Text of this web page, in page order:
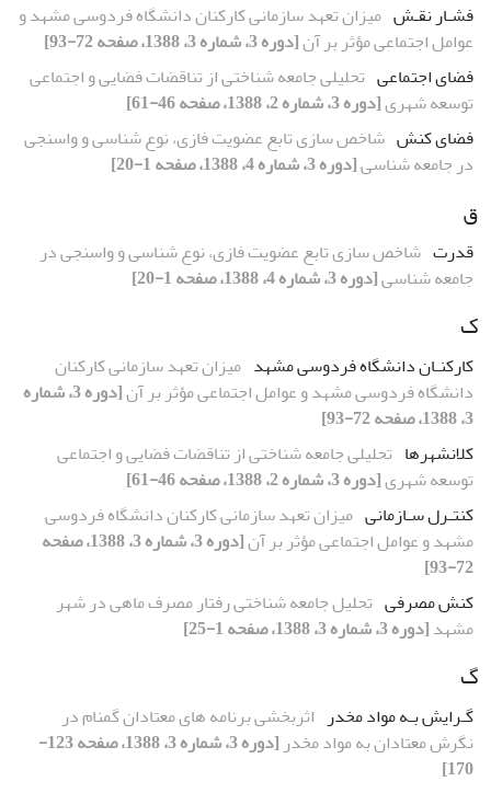
فشـار نقـش میزان تعهد سازمانی کارکنان دانشگاه فردوسی مشهد و
عوامل اجتماعی مؤثر بر آن[دوره 3، شماره 3، 1388، صفحه 72-93]
فضای اجتماعی تحلیلی جامعه شناختی از تناقضات فضایی و اجتماعی
توسعه شهری[دوره 3، شماره 2، 1388، صفحه 46-61]
فضای کنش شاخص سازی تابع عضویت فازی، نوع شناسی و واسنجی
در جامعه شناسی[دوره 3، شماره 4، 1388، صفحه 1-20]
ق
قدرت شاخص سازی تابع عضویت فازی، نوع شناسی و واسنجی در
جامعه شناسی[دوره 3، شماره 4، 1388، صفحه 1-20]
ک
کارکنـان دانشگاه فردوسی مشهد میزان تعهد سازمانی کارکنان
دانشگاه فردوسی مشهد و عوامل اجتماعی مؤثر بر آن
[دوره 3، شماره
3، 1388، صفحه 72-93]
کلانشهرها تحلیلی جامعه شناختی از تناقضات فضایی و اجتماعی
توسعه شهری[دوره 3، شماره 2، 1388، صفحه 46-61]
کنتـرل سـازمانی میزان تعهد سازمانی کارکنان دانشگاه فردوسی
مشهد و عوامل اجتماعی مؤثر بر آن
[دوره 3، شماره 3، 1388، صفحه
72-93]
کنش مصرفی تحلیل جامعه شناختی رفتار مصرف ماهی در شهر
مشهد[دوره 3، شماره 3، 1388، صفحه 1-25]
گ
گـرایش بـه مواد مخدر اثربخشی برنامه های معتادان گمنام در
نگرش معتادان به مواد مخدر
[دوره 3، شماره 3، 1388، صفحه 123-
170]